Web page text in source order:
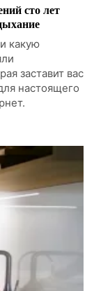
сто лет
какую
заставит вас
настоящего